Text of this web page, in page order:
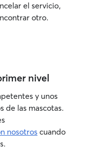
el servicio,
otro.
nivel
y unos
de las mascotas.
nosotros cuando